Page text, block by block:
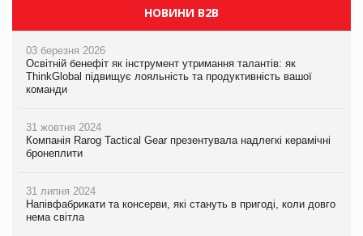
НОВИНИ B2B
03 березня 2026
Освітній бенефіт як інструмент утримання талантів: як
ThinkGlobal підвищує лояльність та продуктивність вашої
команди
31 жовтня 2024
Компанія Rarog Tactical Gear презентувала надлегкі керамічні
бронеплити
31 липня 2024
Напівфабрикати та консерви, які стануть в пригоді, коли довго
нема світла